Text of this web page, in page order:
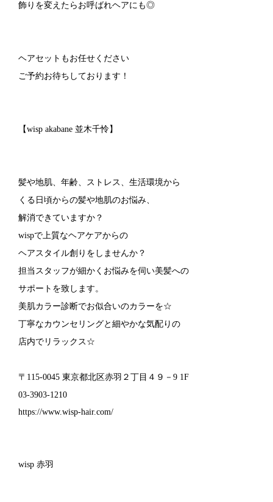
飾りを変えたらお呼ばれヘアにも◎
ヘアセットもお任せください
ご予約お待ちしております！
【wisp akabane 並木千怜】
髪や地肌、年齢、ストレス、生活環境から
くる日頃からの髪や地肌のお悩み、
解消できていますか？
wispで上質なヘアケアからの
ヘアスタイル創りをしませんか？
担当スタッフが細かくお悩みを伺い美髪への
サポートを致します。
美肌カラー診断でお似合いのカラーを☆
丁寧なカウンセリングと細やかな気配りの
店内でリラックス☆
〒115-0045 東京都北区赤羽２丁目４９－9 1F
03-3903-1210
https://www.wisp-hair.com/
wisp 赤羽